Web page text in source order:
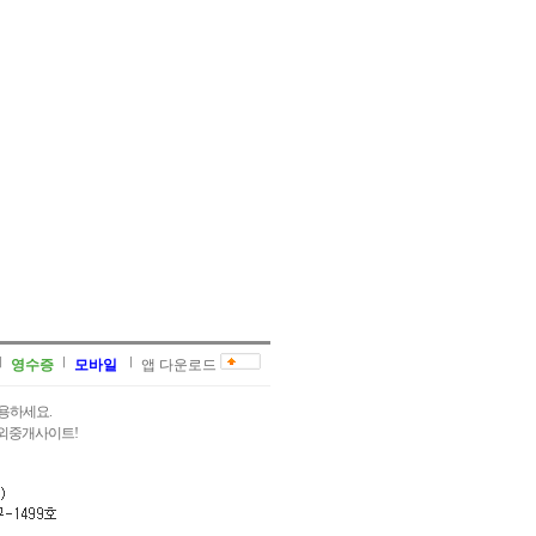
영수증 모바일 앱 다운로드
하세요.
중개사이트!